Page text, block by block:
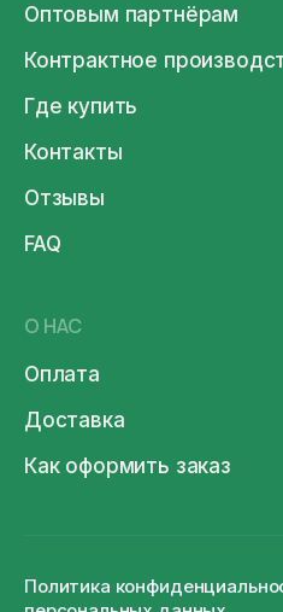
Оптовым партнёрам
Контрактное
Где купить
Контакты
Отзывы
FAQ
О НАС
Оплата
Доставка
Как оформить заказ
Политика